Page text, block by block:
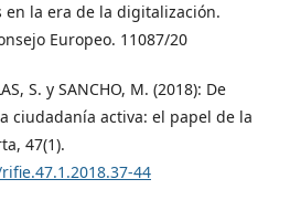
en la era de la digitalización.
Europeo. 11087/20
S. y SANCHO, M. (2018): De
ciudadanía activa: el papel de la
47(1).
44